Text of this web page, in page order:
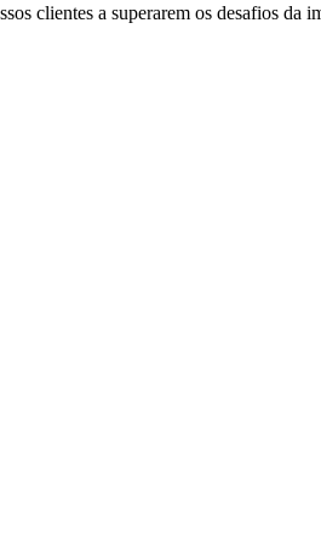
clientes a superarem os desafios da